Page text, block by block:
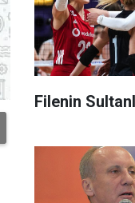
Filenin